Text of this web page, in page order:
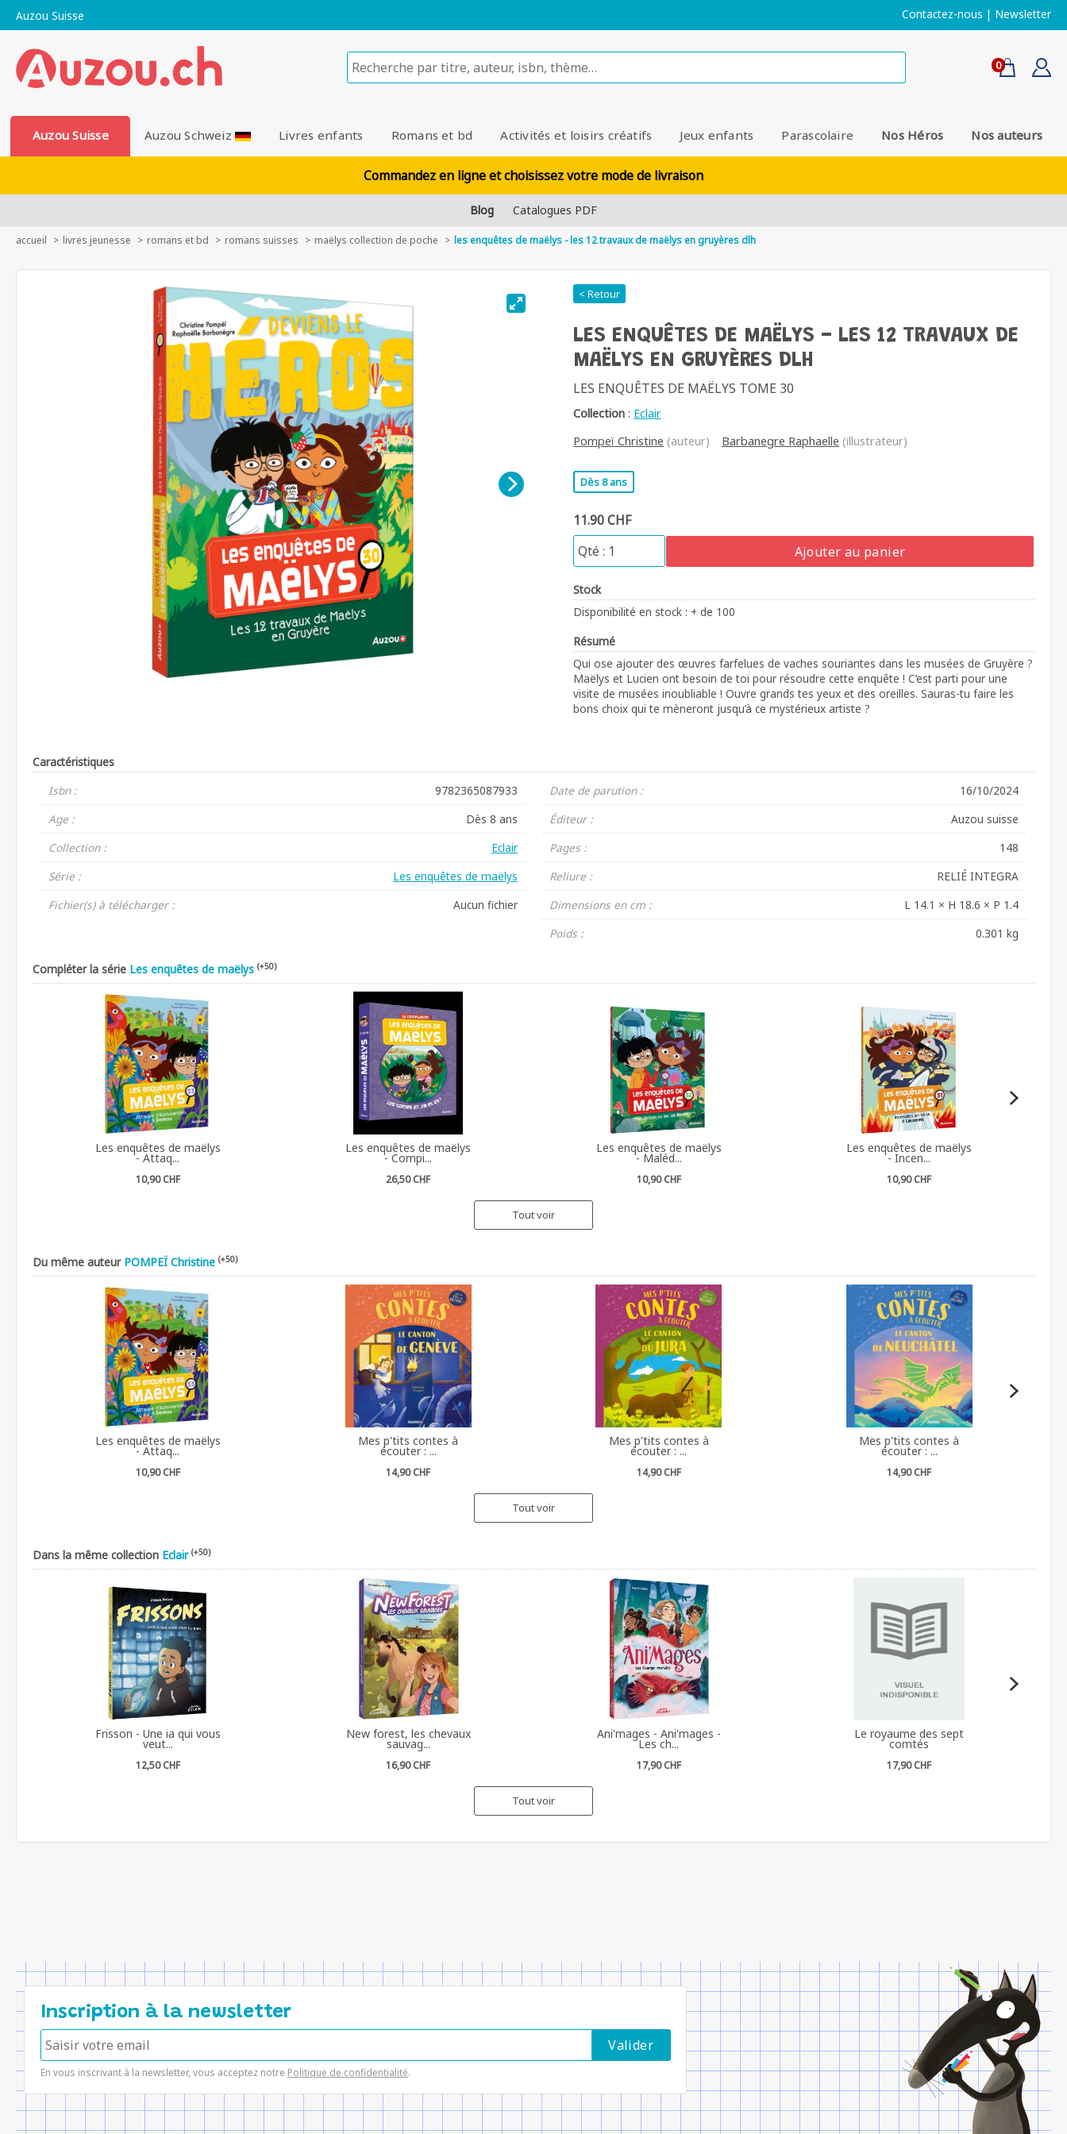
Auzou Suisse Contactez-nous | Newsletter
0
Auzou Suisse Auzou Schweiz Livres enfants Romans et bd Activités et loisirs créatifs Jeux enfants Parascolaire Nos Héros Nos auteurs
Commandez en ligne et choisissez votre mode de livraison
Blog Catalogues PDF
accueil livres jeunesse romans et bd romans suisses maëlys collection de poche les enquêtes de maëlys - les 12 travaux de maëlys en gruyères dlh
< Retour
LES ENQUÊTES DE MAËLYS - LES 12 TRAVAUX DE
MAËLYS EN GRUYÈRES DLH
LES ENQUÊTES DE MAËLYS TOME 30
Collection : Eclair
Pompeï Christine (auteur) Barbanegre Raphaelle (illustrateur)
Dès 8 ans
11.90 CHF
Ajouter au panier
Stock
Disponibilité en stock : + de 100
Résumé
Qui ose ajouter des œuvres farfelues de vaches souriantes dans les musées de Gruyère ?
Maëlys et Lucien ont besoin de toi pour résoudre cette enquête ! C’est parti pour une
visite de musées inoubliable ! Ouvre grands tes yeux et des oreilles. Sauras-tu faire les
bons choix qui te mèneront jusqu’à ce mystérieux artiste ?
Caractéristiques
Isbn :
9782365087933
Age :
Dès 8 ans
Collection :
Eclair
Série :
Les enquêtes de maëlys
Fichier(s) à télécharger :
Aucun fichier
Date de parution :
16/10/2024
Éditeur :
Auzou suisse
Pages :
148
Reliure :
RELIÉ INTEGRA
Dimensions en cm :
L 14.1 × H 18.6 × P 1.4
Poids :
0.301 kg
Compléter la série Les enquêtes de maëlys (+50)
Les enquêtes de maëlys
- Attaq...
10,90 CHF
Les enquêtes de maëlys
- Compi...
26,50 CHF
Les enquêtes de maëlys
- Maléd...
10,90 CHF
Les enquêtes de maëlys
- Incen...
10,90 CHF
Tout voir
Du même auteur POMPEÏ Christine (+50)
Les enquêtes de maëlys
- Attaq...
10,90 CHF
Mes p'tits contes à
écouter : ...
14,90 CHF
Mes p'tits contes à
écouter : ...
14,90 CHF
Mes p'tits contes à
écouter : ...
14,90 CHF
Tout voir
Dans la même collection Eclair (+50)
Frisson - Une ia qui vous
veut...
12,50 CHF
New forest, les chevaux
sauvag...
16,90 CHF
Ani'mages - Ani'mages -
Les ch...
17,90 CHF
Le royaume des sept
comtés
17,90 CHF
Tout voir
Inscription à la newsletter
En vous inscrivant à la newsletter, vous acceptez notre Politique de confidentialité.